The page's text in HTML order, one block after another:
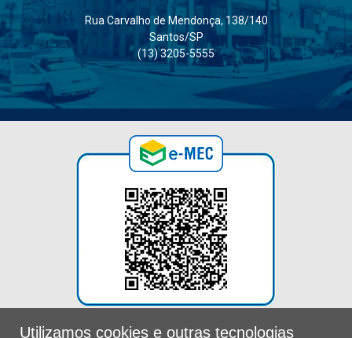
Rua Carvalho de Mendonça, 138/140
Santos/SP
(13) 3205-5555
Utilizamos cookies e outras tecnologias